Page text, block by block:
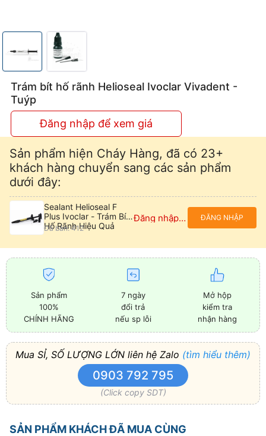
Trám bít hố rãnh Helioseal Ivoclar Vivadent -
Tuýp
Đăng nhập để xem giá
Sản phẩm hiện Cháy Hàng, đã có 23+
khách hàng chuyển sang các sản phẩm
dưới đây:
Sealant Helioseal F
Plus Ivoclar - Trám Bít
Hố Rãnh Hiệu Quả
Đã bán: 412
Đăng nhập để xem giá ĐĂNG NHẬP
Sản phẩm
100%
CHÍNH HÃNG
7 ngày
đổi trả
nếu sp lỗi
Mở hộp
kiểm tra
nhận hàng
Mua SỈ, SỐ LƯỢNG LỚN liên hệ Zalo (tìm hiểu thêm)
0903 792 795
(Click copy SDT)
SẢN PHẨM KHÁCH ĐÃ MUA CÙNG